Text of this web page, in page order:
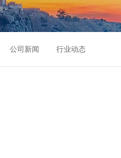
公司新闻 行业动态